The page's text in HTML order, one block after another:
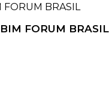
BRASIL
FORUM BRASIL